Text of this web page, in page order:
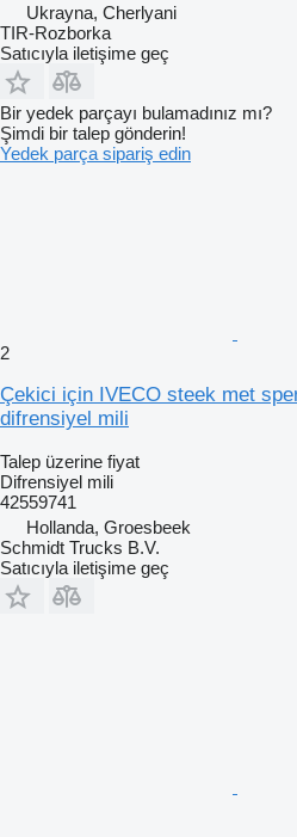
Ukrayna, Cherlyani
TIR-Rozborka
Satıcıyla iletişime geç
Bir yedek parçayı bulamadınız mı?
Şimdi bir talep gönderin!
Yedek parça sipariş edin
2
Çekici için IVECO steek met
difrensiyel mili
Talep üzerine fiyat
Difrensiyel mili
42559741
Hollanda, Groesbeek
Schmidt Trucks B.V.
Satıcıyla iletişime geç